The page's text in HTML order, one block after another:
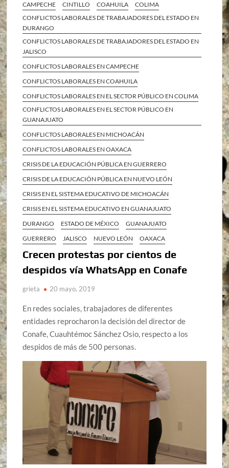
CAMPECHE CINTILLO COAHUILA
COLIMA
CONFLICTOS LABORALES DE TRABAJADORES DEL ESTADO EN
DURANGO
CONFLICTOS LABORALES DE TRABAJADORES DEL ESTADO EN
JALISCO
CONFLICTOS LABORALES EN CAMPECHE
CONFLICTOS LABORALES EN COAHUILA
CONFLICTOS LABORALES EN EL SECTOR PÚBLICO EN COLIMA
CONFLICTOS LABORALES EN EL SECTOR PÚBLICO EN
GUANAJUATO
CONFLICTOS LABORALES EN MICHOACÁN
CONFLICTOS LABORALES EN OAXACA
CRISIS DE LA EDUCACIÓN PÚBLICA EN GUERRERO
CRISIS DE LA EDUCACIÓN PÚBLICA EN NUEVO LEÓN
CRISIS EN EL SISTEMA EDUCATIVO DE MICHOACÁN
CRISIS EN EL SISTEMA EDUCATIVO EN GUANAJUATO
DURANGO
ESTADO DE MÉXICO
GUANAJUATO
GUERRERO
JALISCO NUEVO LEÓN OAXACA
Crecen protestas por cientos de
despidos vía WhatsApp en Conafe
grieta 20 mayo, 2019
En redes sociales, trabajadores de diferentes
entidades reprocharon la decisión del director de
Conafe, Cuauhtémoc Sánchez Osio, respecto a los
despidos de más de 500 personas.